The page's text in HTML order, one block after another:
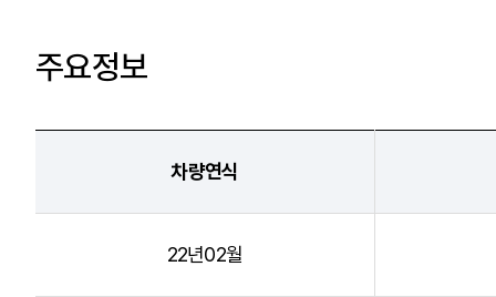
주요정보
차량연식
22년02월